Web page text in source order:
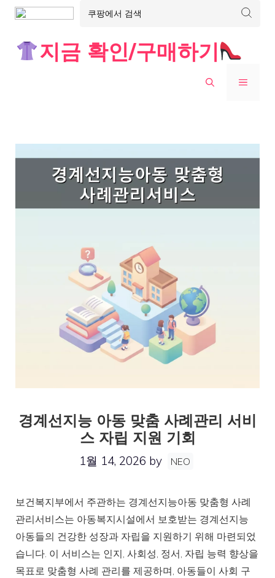
지금 확인/구매하기
MENU
경계선지능 아동 맞춤 사례관리 서비
스 자립 지원 기회
1월 14, 2026 by NEO
보건복지부에서 주관하는 경계선지능아동 맞춤형 사례
관리서비스는 아동복지시설에서 보호받는 경계선지능
아동들의 건강한 성장과 자립을 지원하기 위해 마련되었
습니다. 이 서비스는 인지, 사회성, 정서, 자립 능력 향상을
목표로 맞춤형 사례 관리를 제공하며, 아동들이 사회 구